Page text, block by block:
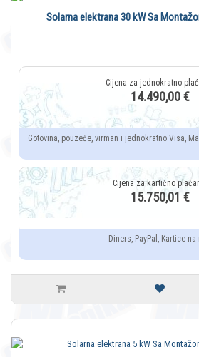
Solarna elektrana 30 kW Sa
14.490,00 €
Gotovina, pouzeće, virman i jednokratno Visa,
15.750,01 €
Diners, PayPal, Kartice na